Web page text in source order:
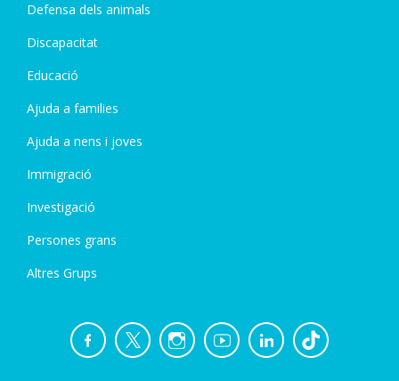
Defensa dels animals
Discapacitat
Educació
Ajuda a families
Ajuda a nens i joves
Immigració
Investigació
Persones grans
Altres Grups